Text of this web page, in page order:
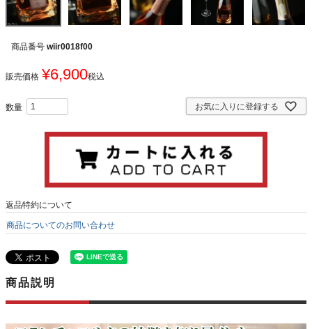
商品番号 wiir0018f00
販売価格 ¥6,900税込
お気に入りに登録する
返品特約について
商品についてのお問い合わせ
商品説明